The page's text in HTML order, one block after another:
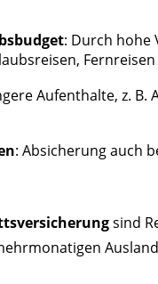
: Durch hohe
Aufenthalte, z.
: Absicherung auch
sind